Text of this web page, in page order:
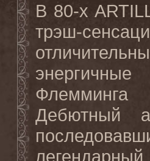
В 80-х
трэш-
Флемминга
Дебютный